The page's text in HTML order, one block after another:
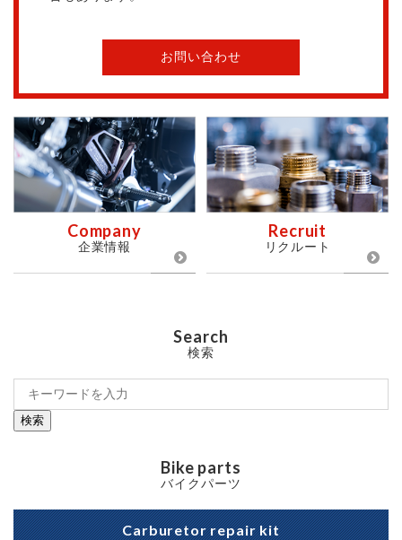
お問い合わせ
Company
企業情報
Recruit
リクルート
Search
検索
検索
Bike parts
バイクパーツ
Carburetor repair kit